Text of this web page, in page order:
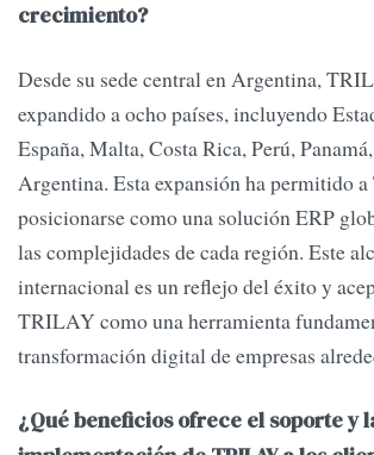
crecimiento?
Desde su sede central en Argentina,
expandido a ocho países, incluyendo
España, Malta, Costa Rica, Perú,
Argentina. Esta expansión ha permitido
posicionarse como una solución ERP
las complejidades de cada región. Este
internacional es un reflejo del éxito y
TRILAY como una herramienta
transformación digital de empresas
¿Qué beneficios ofrece el soporte y